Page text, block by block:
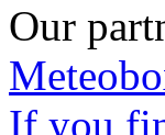
Our
If you